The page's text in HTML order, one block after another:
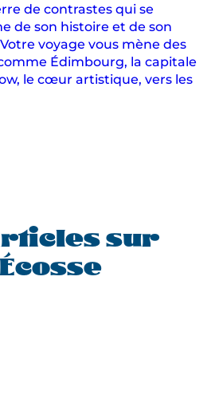
de contrastes qui se
de son histoire et de son
voyage vous mène des
Édimbourg, la capitale
le cœur artistique, vers les
sur